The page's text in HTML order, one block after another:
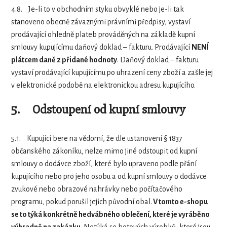
4.8.
Je-li to v obchodním styku obvyklé nebo je-li tak
stanoveno obecně závaznými právními předpisy, vystaví
prodávající ohledně plateb prováděných na základě kupní
smlouvy kupujícímu daňový doklad – fakturu. Prodávající NENÍ
plátcem daně z přidané hodnoty. Daňový doklad – fakturu
vystaví prodávající kupujícímu po uhrazení ceny zboží a zašle jej
v elektronické podobě na elektronickou adresu kupujícího.
5. Odstoupení od kupní smlouvy
5.1.
Kupující bere na vědomí, že dle ustanovení § 1837
občanského zákoníku, nelze mimo jiné odstoupit od kupní
smlouvy o dodávce zboží, které bylo upraveno podle přání
kupujícího nebo pro jeho osobu a od kupní smlouvy o dodávce
zvukové nebo obrazové nahrávky nebo počítačového
programu, pokud porušil jejich původní obal.V tomto e-shopu
se to týká konkrétně hedvábného oblečení, které je vyráběno